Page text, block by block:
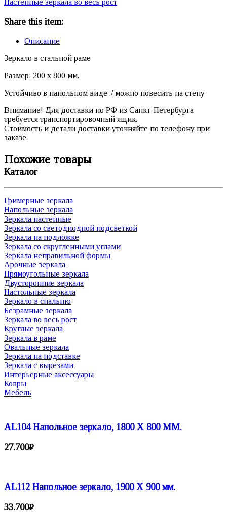
Share this item:
Описание
Зеркало в стальной раме
Размер: 200 х 800 мм.
Устойчиво в напольном виде ./ можно повесить на стену
Внимание! Для доставки по РФ из Санкт-Петербурга
требуется транспортировочный ящик.
Стоимость и детали доставки уточняйте по телефону при
заказе.
Похожие товары
Каталог
Гримерные зеркала
Напольные зеркала
Зеркала настенные
Зеркала со светодиодной подсветкой
Зеркала на подложке
Зеркала со скругленными углами
Зеркала неправильной формы
Арочные зеркала
Прямоугольные зеркала
Двусторонние зеркала
Настольные зеркала
Зеркало в спальню
Безрамные зеркала
Зеркала во весь рост
Круглые зеркала
Зеркала в раме
Овальные зеркала
Зеркала на подставке
Зеркала с вырезами
Интерьерные аксессуары
Ковры
Мебель
AL104 Напольное зеркало, 1800 X 800 ММ.
27.700₽
AL112 Напольное зеркало, 1900 X 900 мм.
33.700₽